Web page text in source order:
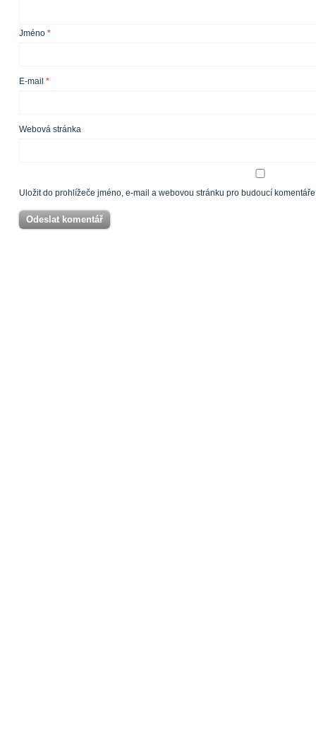
Jméno *
E-mail *
Webová stránka
Uložit do prohlížeče jméno, e-mail a webovou stránku pro budoucí